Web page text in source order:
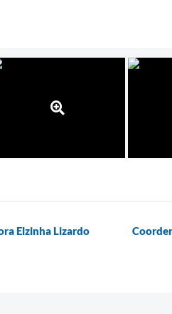
Elzinha Lizardo